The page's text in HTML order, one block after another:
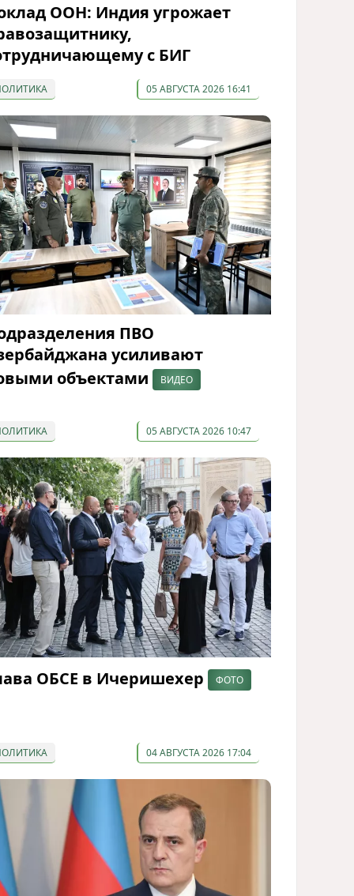
ООН: Индия угрожает
с БИГ
05 АВГУСТА 2026 16:41
ПВО
усиливают
объектами
ВИДЕО
05 АВГУСТА 2026 10:47
ОБСЕ в Ичеришехер ФОТО
04 АВГУСТА 2026 17:04